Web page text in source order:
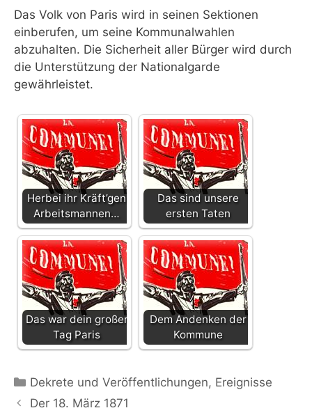
Das Volk von Paris wird in seinen Sektionen
einberufen, um seine Kommunalwahlen
abzuhalten. Die Sicherheit aller Bürger wird durch
die Unterstützung der Nationalgarde
gewährleistet.
Herbei ihr Kräft’gen
Arbeitsmannen…
Das sind unsere
ersten Taten
Das war dein großer
Tag Paris
Dem Andenken der
Kommune
Kategorien
Dekrete und Veröffentlichungen, Ereignisse
Der 18. März 1871